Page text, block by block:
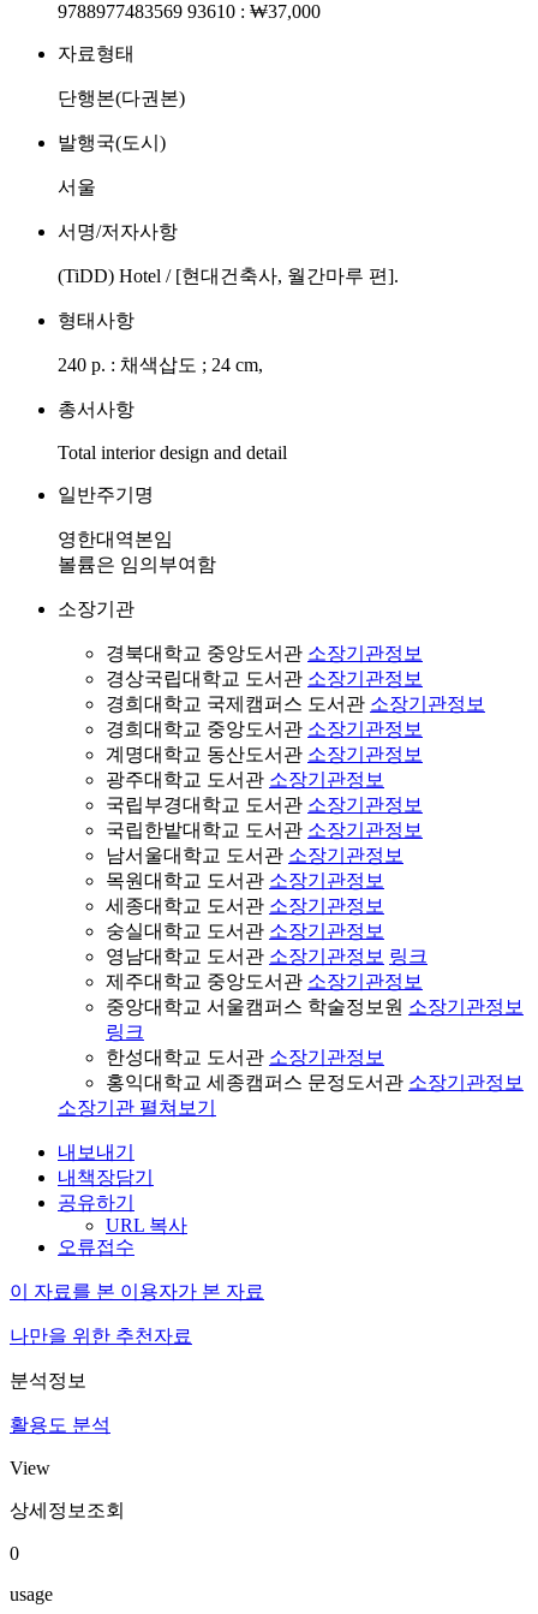
9788977483569 93610 : ₩37,000
자료형태
단행본(다권본)
발행국(도시)
서울
서명/저자사항
(TiDD) Hotel / [현대건축사, 월간마루 편].
형태사항
240 p. : 채색삽도 ; 24 cm,
총서사항
Total interior design and detail
일반주기명
영한대역본임
볼륨은 임의부여함
소장기관
경북대학교 중앙도서관 소장기관정보
경상국립대학교 도서관 소장기관정보
경희대학교 국제캠퍼스 도서관 소장기관정보
경희대학교 중앙도서관 소장기관정보
계명대학교 동산도서관 소장기관정보
광주대학교 도서관 소장기관정보
국립부경대학교 도서관 소장기관정보
국립한밭대학교 도서관 소장기관정보
남서울대학교 도서관 소장기관정보
목원대학교 도서관 소장기관정보
세종대학교 도서관 소장기관정보
숭실대학교 도서관 소장기관정보
영남대학교 도서관 소장기관정보 링크
제주대학교 중앙도서관 소장기관정보
중앙대학교 서울캠퍼스 학술정보원 소장기관정보
링크
한성대학교 도서관 소장기관정보
홍익대학교 세종캠퍼스 문정도서관 소장기관정보
소장기관 펼쳐보기
내보내기
내책장담기
공유하기
URL 복사
오류접수
이 자료를 본 이용자가 본 자료
나만을 위한 추천자료
분석정보
활용도 분석
View
상세정보조회
0
usage